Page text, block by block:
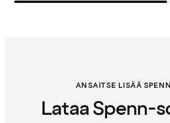
ANSAITSE LISÄÄ
Lataa Spenn-